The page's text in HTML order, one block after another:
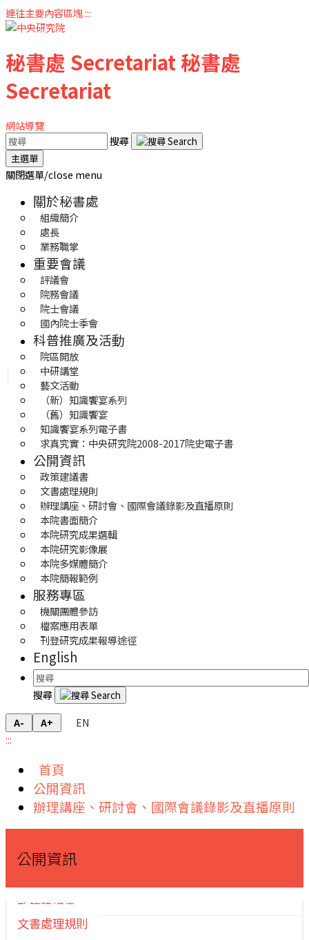
連往主要內容區塊:::
秘書處 Secretariat秘書處
Secretariat
網站導覽
搜尋
主選單
關閉選單/close menu
關於秘書處
組織簡介
處長
業務職掌
重要會議
評議會
院務會議
院士會議
國內院士季會
科普推廣及活動
院區開放
中研講堂
藝文活動
（新）知識饗宴系列
（舊）知識饗宴
知識饗宴系列電子書
求真究實：中央研究院2008-2017院史電子書
公開資訊
政策建議書
文書處理規則
辦理講座、研討會、國際會議錄影及直播原則
本院書面簡介
本院研究成果選輯
本院研究影像展
本院多媒體簡介
本院簡報範例
服務專區
機關團體參訪
檔案應用表單
刊登研究成果報導途徑
English
搜尋
A- A+
EN
:::
首頁
公開資訊
辦理講座、研討會、國際會議錄影及直播原則
公開資訊
政策建議書
文書處理規則